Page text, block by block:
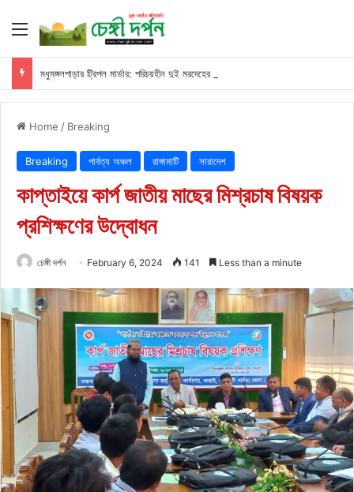
Menu
মধুমঙ্গলপাড়ার ট্রিপল মার্ডার: পরিচয়হীন দুই মরদেহের স্বজনের খোঁজ পুলিশের
Home / Breaking
Breaking পার্বত্য অঞ্চল রাঙ্গামাটি সারাদেশ
কাপ্তাইয়ে কার্প জাতীয় মাছের মিশ্রচাষ বিষয়ক
প্রশিক্ষণের উদ্বোধন
চেঙ্গী দর্পন February 6, 2024 141 Less than a minute